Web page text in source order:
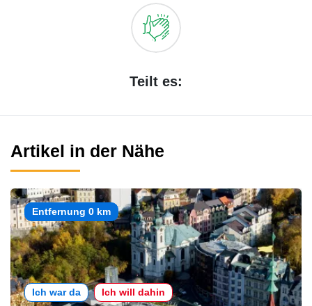
Teilt es:
Artikel in der Nähe
Entfernung 0 km
Ich war da Ich will dahin